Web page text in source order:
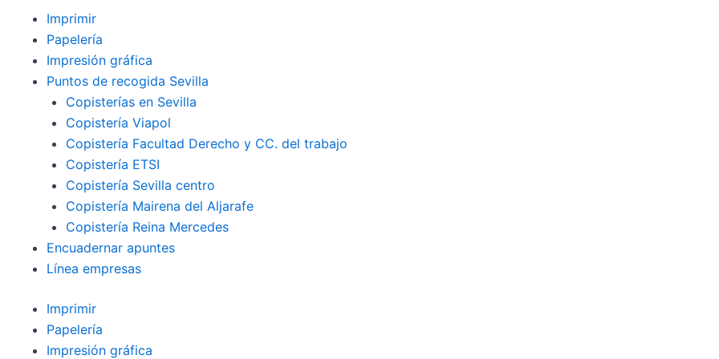
Imprimir
Papelería
Impresión gráfica
Puntos de recogida Sevilla
Copisterías en Sevilla
Copistería Viapol
Copistería Facultad Derecho y CC. del trabajo
Copistería ETSI
Copistería Sevilla centro
Copistería Mairena del Aljarafe
Copistería Reina Mercedes
Encuadernar apuntes
Línea empresas
Imprimir
Papelería
Impresión gráfica